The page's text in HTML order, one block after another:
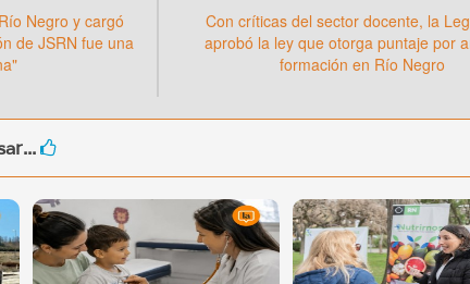
Negro y cargó
de JSRN fue una
Con críticas del sector docente, la
aprobó la ley que otorga puntaje por
formación en Río Negro